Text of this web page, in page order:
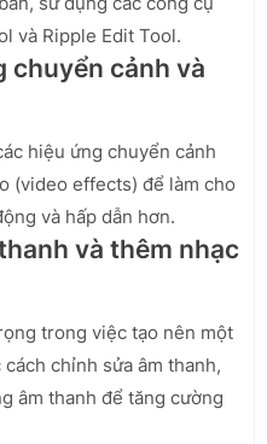
và Ripple Edit Tool.
chuyển cảnh và
hiệu ứng chuyển cảnh
(video effects) để làm cho
và hấp dẫn hơn.
và thêm nhạc
trong việc tạo nên một
chỉnh sửa âm thanh,
âm thanh để tăng cường